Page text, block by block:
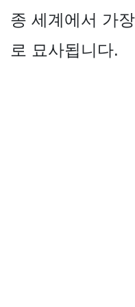
종 세계에서 가
로 묘사됩니다.